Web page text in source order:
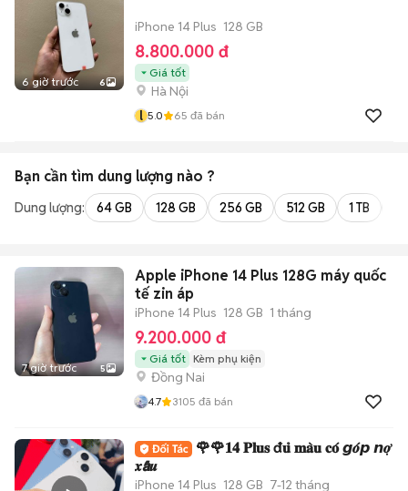
6 giờ trước 6
iPhone 14 Plus 128 GB
8.800.000 đ
Giá tốt
Hà Nội
l 5.0 65 đã bán
Bạn cần tìm dung lượng nào ?
Dung lượng: 64 GB 128 GB 256 GB 512 GB 1 TB
7 giờ trước 5
Apple iPhone 14 Plus 128G máy quốc
tế zin áp
iPhone 14 Plus 128 GB 1 tháng
9.200.000 đ
Giá tốt Kèm phụ kiện
Đồng Nai
4.7 3105 đã bán
🌹🌹𝟏𝟒 𝐏𝐥𝐮𝐬 đ𝐮̉ 𝐦𝐚̀𝐮 𝐜𝐨́ 𝙜𝒐́𝙥 𝙣𝒐̛̣
𝒙𝙖̂́𝒖
iPhone 14 Plus 128 GB 7-12 tháng